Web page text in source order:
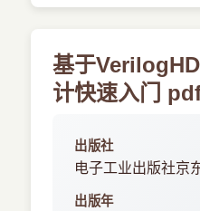
基于
计快速入门
出版社
电子工业出版社京
出版年